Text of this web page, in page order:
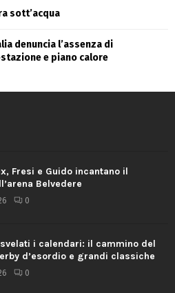
sott’acqua
denuncia l’assenza di
e piano calore
Fresi e Guido incantano il
Belvedere
0
i calendari: il cammino del
d’esordio e grandi classiche
0